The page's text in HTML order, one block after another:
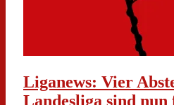
Liganews: Vier
Landesliga sind nun